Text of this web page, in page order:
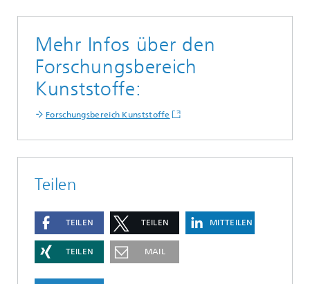
Mehr Infos über den
Forschungsbereich
Kunststoffe:
Forschungsbereich Kunststoffe
Teilen
TEILEN TEILEN MITTEILEN
TEILEN MAIL